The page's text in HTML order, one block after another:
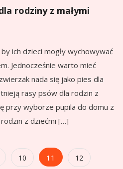
rodziny z małymi
ich dzieci mogły wychowywać
Jednocześnie warto mieć
nada się jako pies dla
rasy psów dla rodzin z
przy wyborze pupila do domu z
rodzin z dziećmi […]
10 11
12